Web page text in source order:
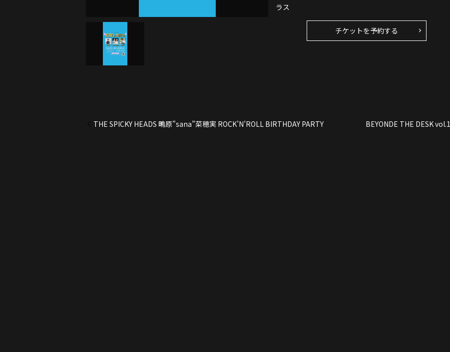
ラス
チケットを予約する
THE SPICKY HEADS 鴫原”sana”菜穂実 ROCK’N’ROLL BIRTHDAY PARTY BEYONDE THE DESK vol.1